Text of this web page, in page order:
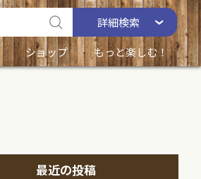
詳細検索
ショップ もっと楽しむ！
最近の投稿